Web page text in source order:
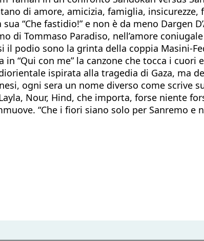
di amore, amicizia, famiglia,
“Che fastidio!” e non è da meno Dargen
di Tommaso Paradiso, nell’amore
il podio sono la grinta della coppia Masini-
“Qui con me” la canzone che tocca i cuori
ispirata alla tragedia di Gaza, ma
ogni sera un nome diverso come scrive
Nour, Hind, che importa, forse niente
“Che i fiori siano solo per Sanremo